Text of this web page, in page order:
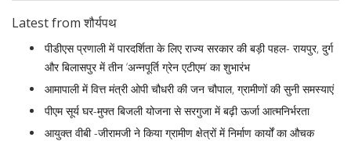
Latest from शौर्यपथ
पीडीएस प्रणाली में पारदर्शिता के लिए राज्य सरकार की बड़ी पहल- रायपुर, दुर्ग
और बिलासपुर में तीन ‘अन्नपूर्ति ग्रेन एटीएम‘ का शुभारंभ
आमापाली में वित्त मंत्री ओपी चौधरी की जन चौपाल, ग्रामीणों की सुनी समस्याएं
पीएम सूर्य घर-मुफ्त बिजली योजना से सरगुजा में बढ़ी ऊर्जा आत्मनिर्भरता
आयुक्त वीबी -जीरामजी ने किया ग्रामीण क्षेत्रों में निर्माण कार्यों का औचक